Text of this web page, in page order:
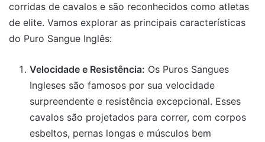
corridas de cavalos e são reconhecidos como atletas
de elite. Vamos explorar as principais características
do Puro Sangue Inglês:
Velocidade e Resistência: Os Puros Sangues
Ingleses são famosos por sua velocidade
surpreendente e resistência excepcional. Esses
cavalos são projetados para correr, com corpos
esbeltos, pernas longas e músculos bem